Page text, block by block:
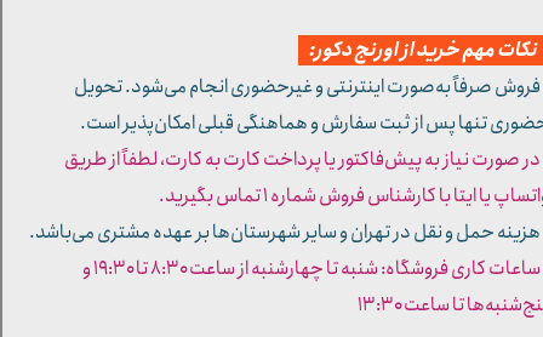
مهم خرید از اورنج دکور:
صرفاً به‌صورت اینترنتی و غیرحضوری انجام می‌شود. تحویل
تنها پس از ثبت سفارش و هماهنگی قبلی امکان‌پذیر است.
صورت نیاز به پیش‌فاکتور یا پرداخت کارت به کارت، لطفاً از طریق
یا ایتا با کارشناس فروش شماره ۱ تماس بگیرید.
حمل و نقل در تهران و سایر شهرستان‌ها بر عهده مشتری می‌باشد.
- ساعات کاری فروشگاه: شنبه تا چهارشنبه از ساعت ۸:۳۰ تا ۱۹:۳۰ و
تا ساعت ۱۳:۳۰​​​​​​​